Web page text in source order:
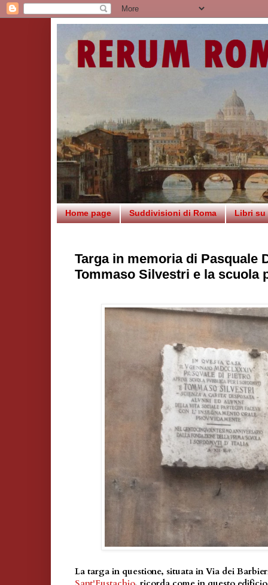
Home page Suddivisioni di Roma Libri su
Targa in memoria di Pasquale
Tommaso Silvestri e la scuola
La targa in questione, situata in Via dei